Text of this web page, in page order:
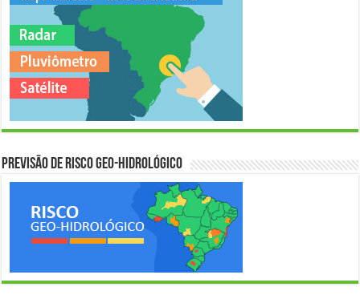
Previsão de Risco Geo-Hidrológico